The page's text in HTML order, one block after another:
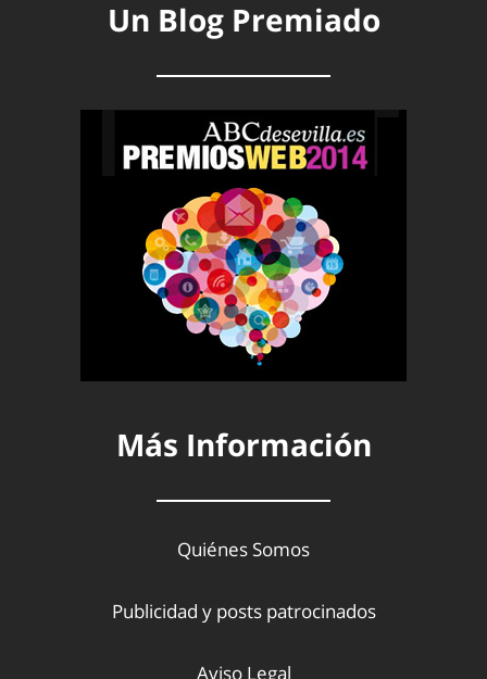
Un Blog Premiado
Más Información
Quiénes Somos
Publicidad y posts patrocinados
Aviso Legal